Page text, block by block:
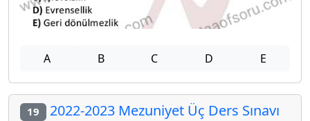
A B C D E
19 2022-2023 Mezuniyet Üç Ders Sınavı